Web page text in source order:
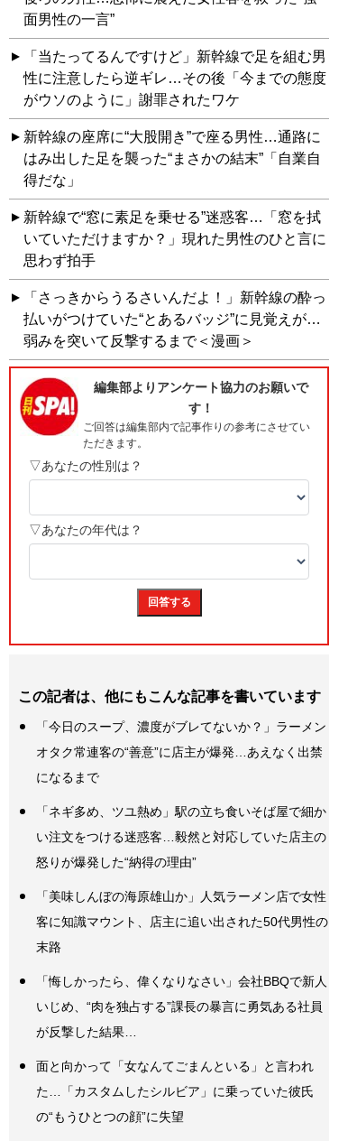
面男性の一言”
「当たってるんですけど」新幹線で足を組む男
性に注意したら逆ギレ…その後「今までの態度
がウソのように」謝罪されたワケ
新幹線の座席に“大股開き”で座る男性…通路に
はみ出した足を襲った“まさかの結末”「自業自
得だな」
新幹線で“窓に素足を乗せる”迷惑客…「窓を拭
いていただけますか？」現れた男性のひと言に
思わず拍手
「さっきからうるさいんだよ！」新幹線の酔っ
払いがつけていた“とあるバッジ”に見覚えが…
弱みを突いて反撃するまで＜漫画＞
この記者は、他にもこんな記事を書いています
「今日のスープ、濃度がブレてないか？」ラーメン
オタク常連客の“善意”に店主が爆発…あえなく出禁
になるまで
「ネギ多め、ツユ熱め」駅の立ち食いそば屋で細か
い注文をつける迷惑客…毅然と対応していた店主の
怒りが爆発した“納得の理由”
「美味しんぼの海原雄山か」人気ラーメン店で女性
客に知識マウント、店主に追い出された50代男性の
末路
「悔しかったら、偉くなりなさい」会社BBQで新人
いじめ、“肉を独占する”課長の暴言に勇気ある社員
が反撃した結果…
面と向かって「女なんてごまんといる」と言われ
た…「カスタムしたシルビア」に乗っていた彼氏
の“もうひとつの顔”に失望